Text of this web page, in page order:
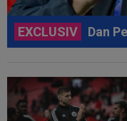
EXCLUSIV Dan